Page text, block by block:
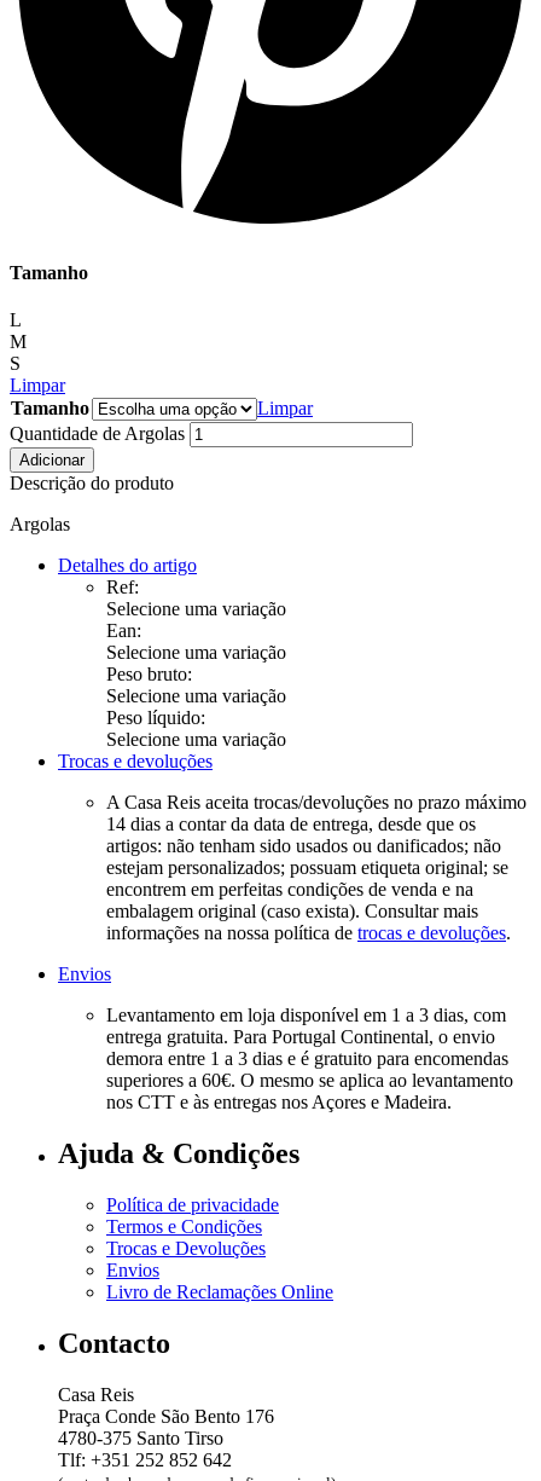
Tamanho
L
M
S
Limpar
Tamanho
Limpar
Quantidade de Argolas
Adicionar
Descrição do produto
Argolas
Detalhes do artigo
Ref:
Selecione uma variação
Ean:
Selecione uma variação
Peso bruto:
Selecione uma variação
Peso líquido:
Selecione uma variação
Trocas e devoluções
A Casa Reis aceita trocas/devoluções no prazo máximo
14 dias a contar da data de entrega, desde que os
artigos: não tenham sido usados ou danificados; não
estejam personalizados; possuam etiqueta original; se
encontrem em perfeitas condições de venda e na
embalagem original (caso exista). Consultar mais
informações na nossa política de trocas e devoluções.
Envios
Levantamento em loja disponível em 1 a 3 dias, com
entrega gratuita. Para Portugal Continental, o envio
demora entre 1 a 3 dias e é gratuito para encomendas
superiores a 60€. O mesmo se aplica ao levantamento
nos CTT e às entregas nos Açores e Madeira.
Ajuda & Condições
Política de privacidade
Termos e Condições
Trocas e Devoluções
Envios
Livro de Reclamações Online
Contacto
Casa Reis
Praça Conde São Bento 176
4780-375 Santo Tirso
Tlf: +351 252 852 642